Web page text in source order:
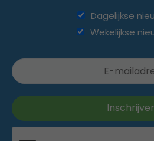
Dagelijkse
Wekelijkse